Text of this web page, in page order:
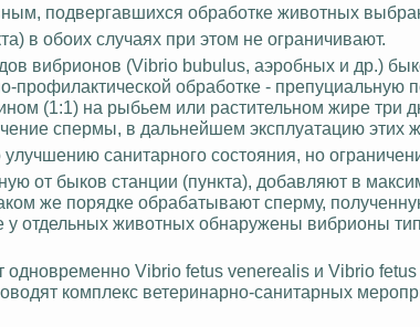
подвергавшихся обработке животных
в обоих случаях при этом не ограничивают.
вибрионов (Vibrio bubulus, аэробных и др.)
профилактической обработке - препуциальную
(1:1) на рыбьем или растительном жире три
спермы, в дальнейшем эксплуатацию этих
санитарного состояния, но
от быков станции (пункта), добавляют в
же порядке обрабатывают сперму,
у отдельных животных обнаружены вибрионы
одновременно Vibrio fetus venerealis и Vibrio
комплекс ветеринарно-санитарных